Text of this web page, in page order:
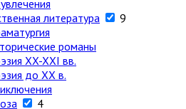
литература
9
романы
XX-XXI вв.
до XX в.
4